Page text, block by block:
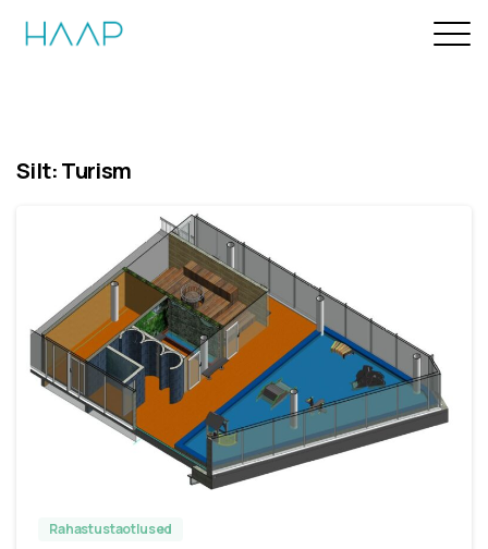
Silt:Turism
Rahastustaotlused